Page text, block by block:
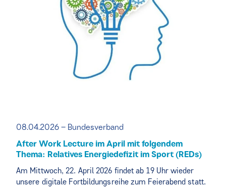
08.04.2026 – Bundesverband
After Work Lecture im April mit folgendem
Thema: Relatives Energiedefizit im Sport (REDs)
Am Mittwoch, 22. April 2026 findet ab 19 Uhr wieder
unsere digitale Fortbildungsreihe zum Feierabend statt.